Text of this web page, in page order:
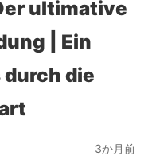
ultimative
| Ein
die
3か月前